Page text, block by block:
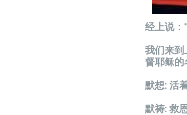
经上说
我们来到
督耶稣的
默想: 活
默祷: 救